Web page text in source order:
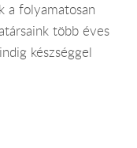
a folyamatosan
több éves
készséggel